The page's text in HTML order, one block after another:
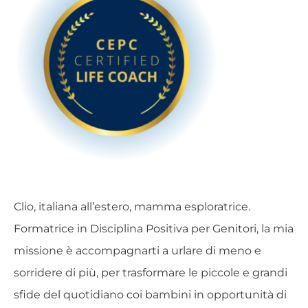
Clio, italiana all’estero, mamma esploratrice.
Formatrice in Disciplina Positiva per Genitori, la mia
missione è accompagnarti a urlare di meno e
sorridere di più, per trasformare le piccole e grandi
sfide del quotidiano coi bambini in opportunità di